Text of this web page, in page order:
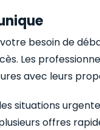
besoin de
Les
avec leurs
situations
offres